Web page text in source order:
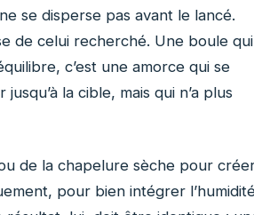
se disperse pas avant le lancé.
de celui recherché. Une boule qui
c’est une amorce qui se
la cible, mais qui n’a plus
de la chapelure sèche pour
pour bien intégrer